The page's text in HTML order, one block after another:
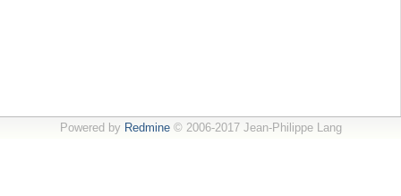
Powered by Redmine© 2006-2017 Jean-Philippe Lang